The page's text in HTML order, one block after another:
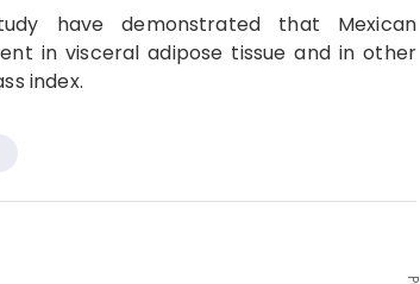
have demonstrated that Mexican
in visceral adipose tissue and in other
index.